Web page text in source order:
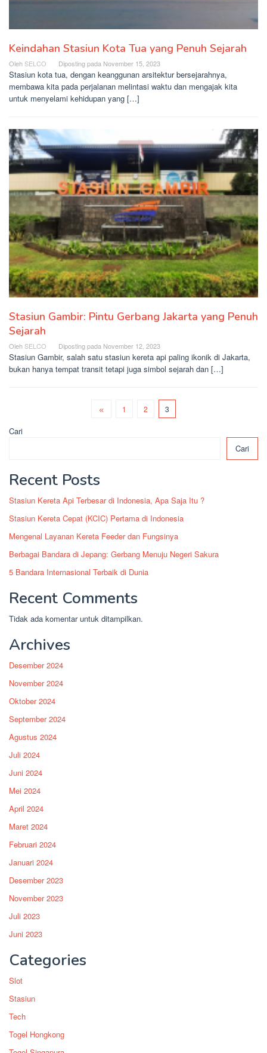
Keindahan Stasiun Kota Tua yang Penuh Sejarah
Oleh SELCO Diposting pada November 15, 2023
Stasiun kota tua, dengan keanggunan arsitektur bersejarahnya,
membawa kita pada perjalanan melintasi waktu dan mengajak kita
untuk menyelami kehidupan yang […]
Stasiun Gambir: Pintu Gerbang Jakarta yang Penuh
Sejarah
Oleh SELCO Diposting pada November 12, 2023
Stasiun Gambir, salah satu stasiun kereta api paling ikonik di Jakarta,
bukan hanya tempat transit tetapi juga simbol sejarah dan […]
1 2 3
Cari
Cari
Recent Posts
Stasiun Kereta Api Terbesar di Indonesia, Apa Saja Itu ?
Stasiun Kereta Cepat (KCIC) Pertama di Indonesia
Mengenal Layanan Kereta Feeder dan Fungsinya
Berbagai Bandara di Jepang: Gerbang Menuju Negeri Sakura
5 Bandara Internasional Terbaik di Dunia
Recent Comments
Tidak ada komentar untuk ditampilkan.
Archives
Desember 2024
November 2024
Oktober 2024
September 2024
Agustus 2024
Juli 2024
Juni 2024
Mei 2024
April 2024
Maret 2024
Februari 2024
Januari 2024
Desember 2023
November 2023
Juli 2023
Juni 2023
Categories
Slot
Stasiun
Tech
Togel Hongkong